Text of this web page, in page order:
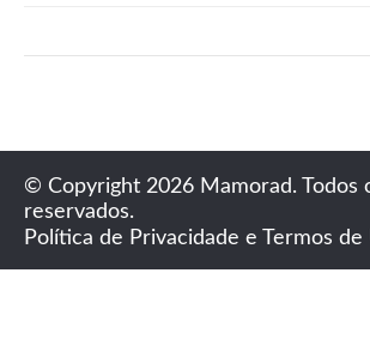
© Copyright 2026 Mamorad. Todos
reservados.
Política de Privacidade e Termos de